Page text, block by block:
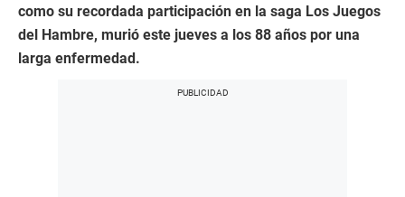
como su recordada participación en la saga Los Juegos
del Hambre, murió este jueves a los 88 años por una
larga enfermedad.